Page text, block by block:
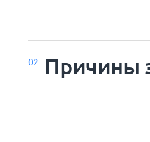
02 Причины